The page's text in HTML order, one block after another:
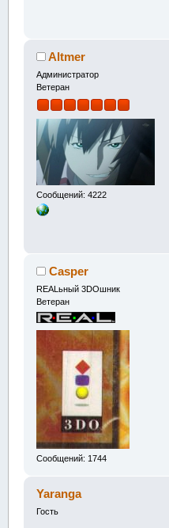
Altmer
Администратор
Ветеран
Сообщений: 4222
Casper
REALьный 3DOшник
Ветеран
Сообщений: 1744
Yaranga
Гость